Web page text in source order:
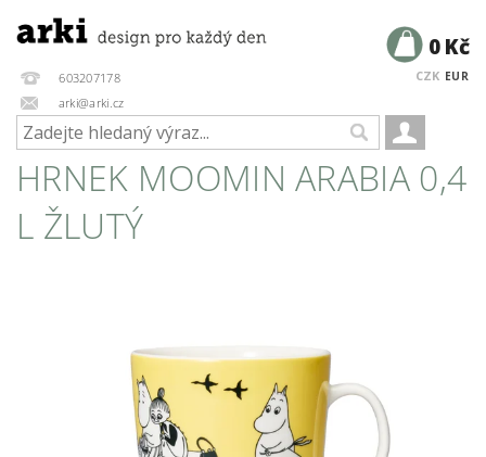
603207178
arki@arki.cz
CZK EUR
0 Kč
HRNEK MOOMIN ARABIA 0,4
L ŽLUTÝ